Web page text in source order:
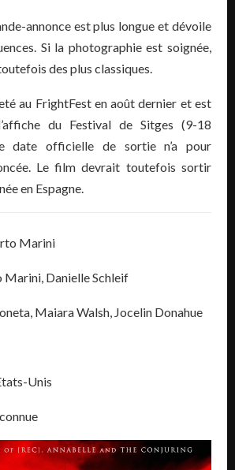
annonce est plus longue et dévoile
Si la photographie est soignée,
des plus classiques.
au FrightFest en août dernier et est
du Festival de Sitges (9-18
date officielle de sortie n’a pour
Le film devrait toutefois sortir
en Espagne.
Marini
Marini, Danielle Schleif
, Maiara Walsh, Jocelin Donahue
Unis